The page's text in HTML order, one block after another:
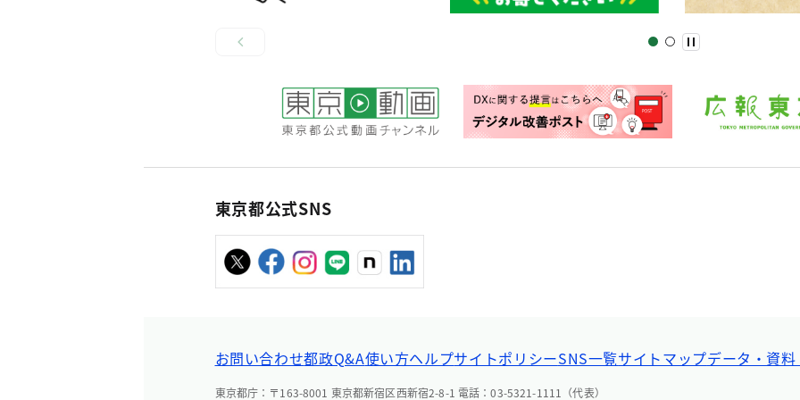
東京都公式SNS
お問い合わせ都政Q&A使い方ヘルプサイトポリシーSNS一覧サイトマップデータ・資
東京都庁：〒163-8001 東京都新宿区西新宿2-8-1 電話：03-5321-1111（代表）